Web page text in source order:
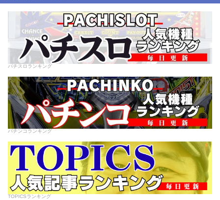
パチスロランキング
パチンコランキング
TOPICSランキング